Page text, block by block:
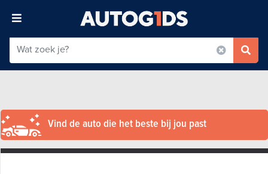
Vind de auto die het beste bij jou past